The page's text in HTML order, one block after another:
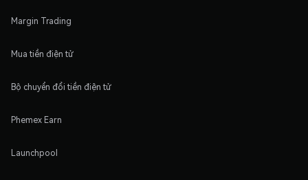
Margin Trading
Mua tiền điện tử
Bộ chuyển đổi tiền điện tử
Phemex Earn
Launchpool